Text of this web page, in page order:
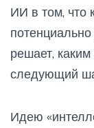
ИИ в том, что
решает,
следующий
Идею